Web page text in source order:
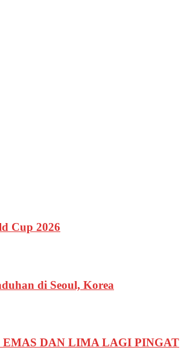
Cup 2026
di Seoul, Korea
DAN LIMA LAGI PINGAT